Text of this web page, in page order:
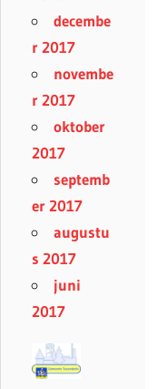
decembe
r 2017
novembe
r 2017
oktober
2017
septemb
er 2017
augustu
s 2017
juni
2017